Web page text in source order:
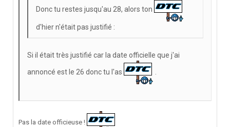
Donc tu restes jusqu'au 28, alors ton
d'hier n'était pas justifié :
Si il était très justifié car la date officielle que j'ai
annoncé est le 26 donc tu l'as
Pas la date officieuse !